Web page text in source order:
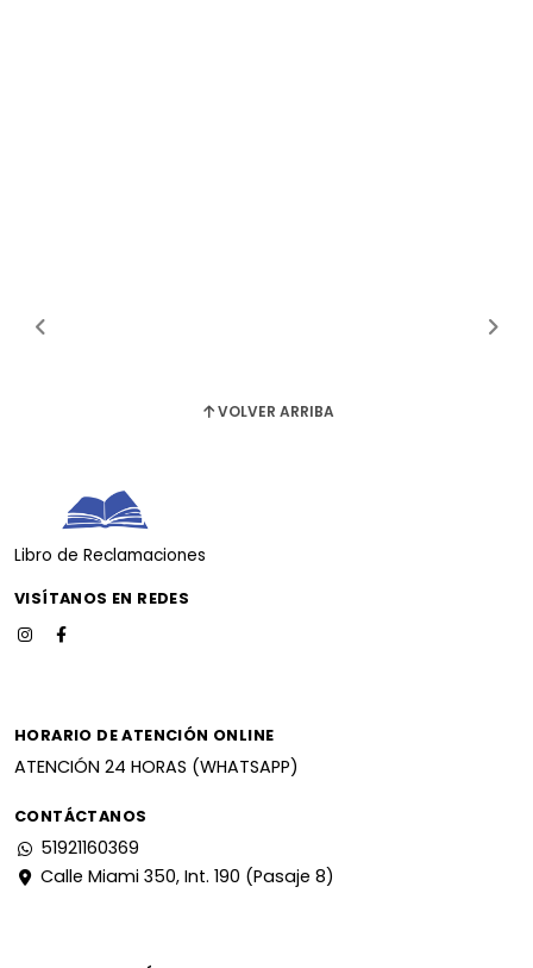
VOLVER ARRIBA
Libro de Reclamaciones
VISÍTANOS EN REDES
HORARIO DE ATENCIÓN ONLINE
ATENCIÓN 24 HORAS (WHATSAPP)
CONTÁCTANOS
51921160369
Calle Miami 350, Int. 190 (Pasaje 8)